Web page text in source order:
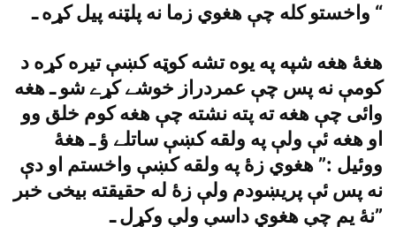
واخستو کله چې هغوي زما نه پلټنه پيل کړه ـ “
هغۀ هغه شپه په يوه تشه کوټه کښې تيره کړه د
کومې نه پس چې عمردراز خوشے کړے شو ـ هغه
وائى چې هغه ته پته نشته چې هغه کوم خلق وو
او هغه ئې ولې په ولقه کښې ساتلے ؤ ـ هغۀ
ووئيل :” هغوي زۀ په ولقه کښې واخستم او دې
نه پس ئې پريښودم ولې زۀ له حقيقته بيخى خبر
نۀ يم چې هغوي داسې ولې وکړل ـ”